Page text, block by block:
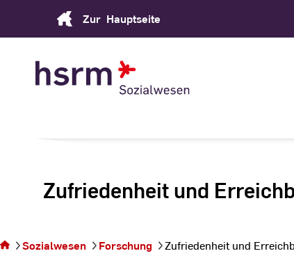
Zur Hauptseite
Zufriedenheit und
Sie befinden
sich auf der
und Sozialwesen Forschung Zufriedenheit und